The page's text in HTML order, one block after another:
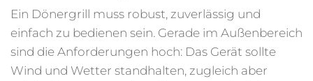
Ein Dönergrill muss robust, zuverlässig und
einfach zu bedienen sein. Gerade im Außenbereich
sind die Anforderungen hoch: Das Gerät sollte
Wind und Wetter standhalten, zugleich aber